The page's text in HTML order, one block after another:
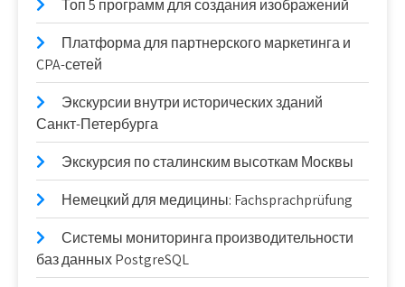
Топ 5 программ для создания изображений
Платформа для партнерского маркетинга и
CPA-сетей
Экскурсии внутри исторических зданий
Санкт-Петербурга
Экскурсия по сталинским высоткам Москвы
Немецкий для медицины: Fachsprachprüfung
Системы мониторинга производительности
баз данных PostgreSQL